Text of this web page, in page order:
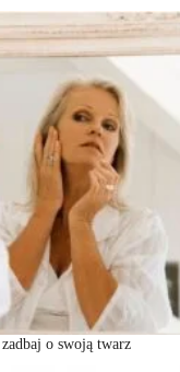
o swoją twarz